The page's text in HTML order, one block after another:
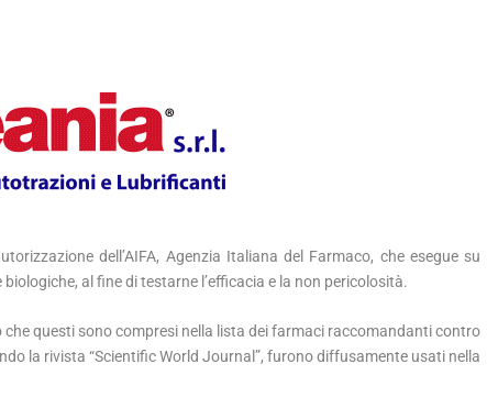
dell’AIFA, Agenzia Italiana del Farmaco, che esegue su
al fine di testarne l’efficacia e la non pericolosità.
questi sono compresi nella lista dei farmaci raccomandanti contro
la rivista “Scientific World Journal”, furono diffusamente usati nella